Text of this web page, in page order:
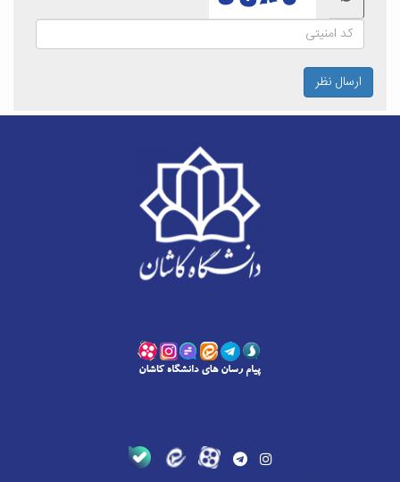
ارسال نظر